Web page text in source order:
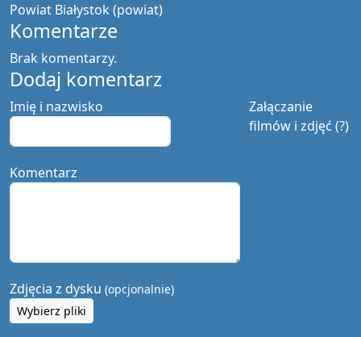
Powiat Białystok (powiat)
Komentarze
Brak komentarzy.
Dodaj komentarz
Załączanie
filmów i zdjęć (?)
Imię i nazwisko
Komentarz
Zdjęcia z dysku (opcjonalnie)
Wybierz pliki